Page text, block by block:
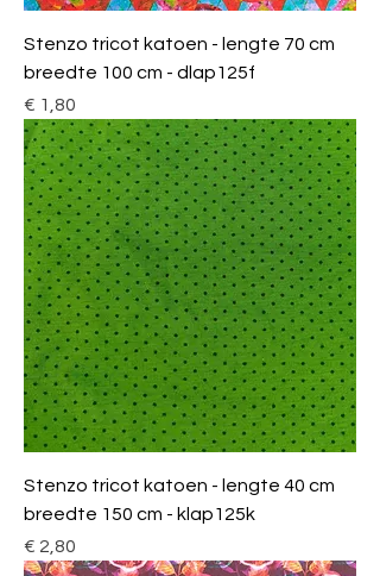
Stenzo tricot katoen - lengte 70 cm
breedte 100 cm - dlap125f
Prijs
€ 1,80
Stenzo tricot katoen - lengte 40 cm
breedte 150 cm - klap125k
Prijs
€ 2,80